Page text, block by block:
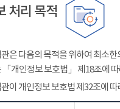
처리 목적
은 다음의 목적을 위하여 최소
「개인정보 보호법」 제18조에
이 개인정보 보호법 제32조에